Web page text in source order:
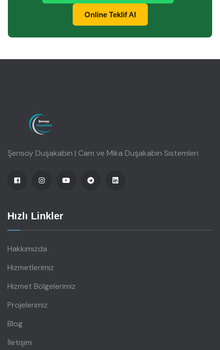
Online Teklif Al
Şensoy Duşakabin | Cam ve Mika Duşakabin Sistemleri
Hızlı Linkler
Hakkımızda
Hizmetlerimiz
Hizmet Bölgelerimiz
Projelerimiz
Blog
İletişim